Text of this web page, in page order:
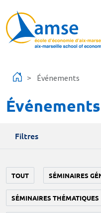
Événements
Événements
Filtres
TOUT SÉMINAIRES
SÉMINAIRES THÉMATIQUES